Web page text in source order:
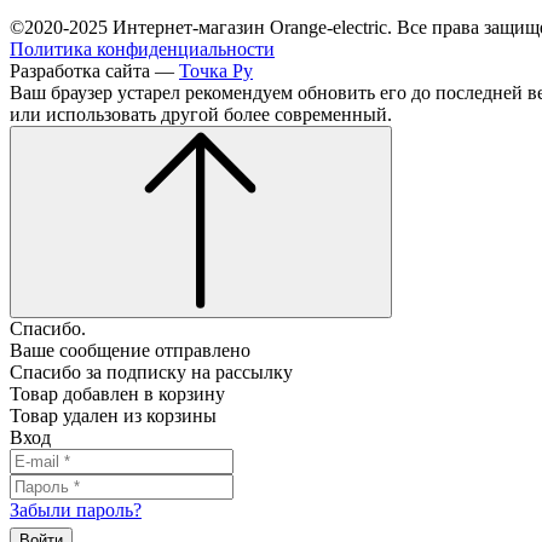
©2020-2025 Интернет-магазин Orange-electric. Все права
Политика конфиденциальности
Разработка сайта — Точка Ру
Ваш браузер устарел рекомендуем обновить его до последней
или использовать другой более современный.
Спасибо.
Ваше сообщение отправлено
Спасибо за подписку на рассылку
Товар добавлен в корзину
Товар удален из корзины
Вход
Забыли пароль?